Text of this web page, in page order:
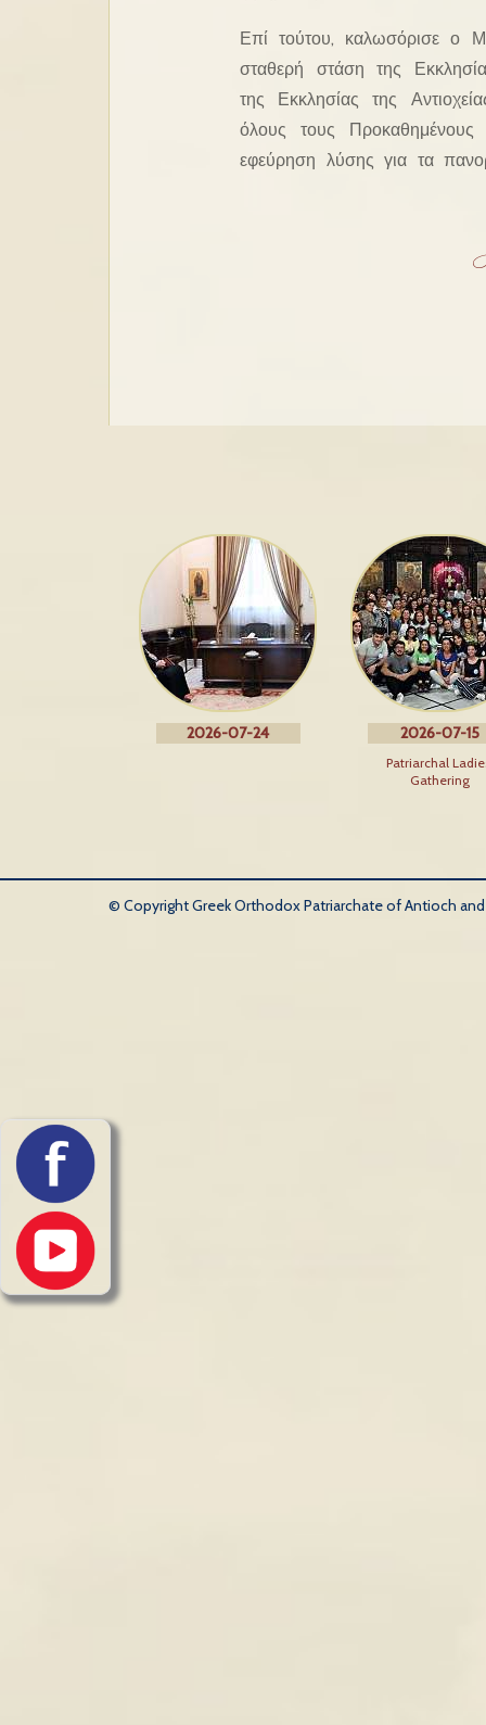
Επί τούτου, καλωσόρισε ο
σταθερή στάση της
της Εκκλησίας της
όλους τους
εφεύρηση λύσης για τα
2026-07-24 2026-07-15
Patriarchal
Gathering
© Copyright Greek Orthodox Patriarchate of Antioch